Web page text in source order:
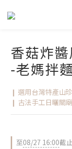
香菇炸
-老媽拌
❙ 選用台灣特產山
❙ 古法手工日曬關
至08/27 16:00截